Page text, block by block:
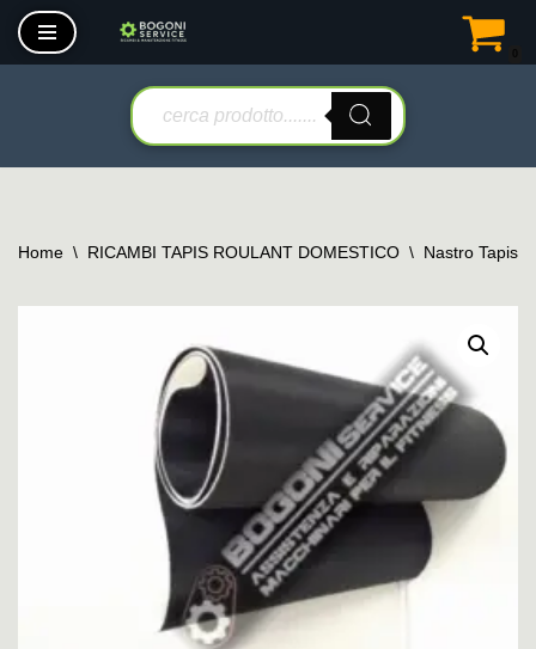
Vai
Home \ RICAMBI TAPIS ROULANT DOMESTICO \ Nastro Tapis